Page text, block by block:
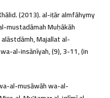
(2013). al-iṭār almfāhymy
mustadāmah Muḥākāh
Majallat al-
al-insānīyah, (9), 3-11, (in
al-musāwāh wa-al-